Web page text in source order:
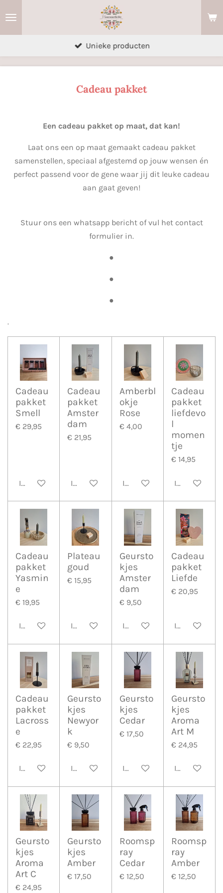
hoofdinhoud
Unieke producten
Cadeau pakket
Een cadeau pakket op maat, dat kan!
Laat ons een op maat gemaakt cadeau pakket
samenstellen, speciaal afgestemd op jouw wensen én
perfect passend voor de gene waar jij dit leuke cadeau
aan gaat geven!
Stuur ons een whatsapp bericht of vul het contact
formulier in.
●
●
●
.
Cadeau
pakket
Smell
€ 29,95
In winkelwagen
Cadeau
pakket
Amster
dam
€ 21,95
In winkelwagen
Amberbl
okje
Rose
€ 4,00
In winkelwagen
Cadeau
pakket
liefdevo
l
momen
tje
€ 14,95
In
Cadeau
pakket
Yasmin
e
€ 19,95
In winkelwagen
Plateau
goud
€ 15,95
In winkelwagen
Geursto
kjes
Amster
dam
€ 9,50
In winkelwagen
Cadeau
pakket
Liefde
€ 20,95
In
Cadeau
pakket
Lacross
e
€ 22,95
In winkelwagen
Geursto
kjes
Newyor
k
€ 9,50
In winkelwagen
Geursto
kjes
Cedar
€ 17,50
In winkelwagen
Geursto
kjes
Aroma
Art M
€ 24,95
In
Geursto
kjes
Aroma
Art C
€ 24,95
Geursto
kjes
Amber
€ 17,50
Roomsp
ray
Cedar
€ 12,50
Roomsp
ray
Amber
€ 12,50